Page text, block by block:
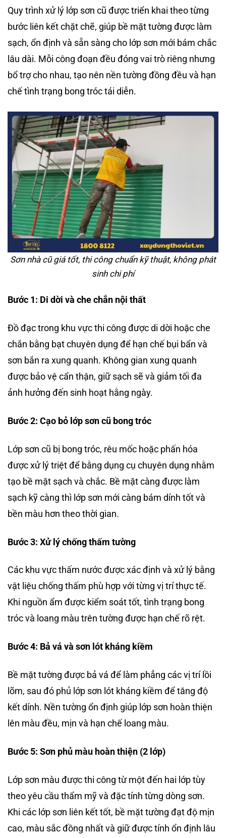
Quy trình xử lý lớp sơn cũ được triển khai theo từng
bước liên kết chặt chẽ, giúp bề mặt tường được làm
sạch, ổn định và sẵn sàng cho lớp sơn mới bám chắc
lâu dài. Mỗi công đoạn đều đóng vai trò riêng nhưng
bổ trợ cho nhau, tạo nên nền tường đồng đều và hạn
chế tình trạng bong tróc tái diễn.
Sơn nhà cũ giá tốt, thi công chuẩn kỹ thuật, không phát
sinh chi phí
Bước 1: Di dời và che chắn nội thất
Đồ đạc trong khu vực thi công được di dời hoặc che
chắn bằng bạt chuyên dụng để hạn chế bụi bẩn và
sơn bắn ra xung quanh. Không gian xung quanh
được bảo vệ cẩn thận, giữ sạch sẽ và giảm tối đa
ảnh hưởng đến sinh hoạt hằng ngày.
Bước 2: Cạo bỏ lớp sơn cũ bong tróc
Lớp sơn cũ bị bong tróc, rêu mốc hoặc phấn hóa
được xử lý triệt để bằng dụng cụ chuyên dụng nhằm
tạo bề mặt sạch và chắc. Bề mặt càng được làm
sạch kỹ càng thì lớp sơn mới càng bám dính tốt và
bền màu hơn theo thời gian.
Bước 3: Xử lý chống thấm tường
Các khu vực thấm nước được xác định và xử lý bằng
vật liệu chống thấm phù hợp với từng vị trí thực tế.
Khi nguồn ẩm được kiểm soát tốt, tình trạng bong
tróc và loang màu trên tường được hạn chế rõ rệt.
Bước 4: Bả vá và sơn lót kháng kiềm
Bề mặt tường được bả vá để làm phẳng các vị trí lồi
lõm, sau đó phủ lớp sơn lót kháng kiềm để tăng độ
kết dính. Nền tường ổn định giúp lớp sơn hoàn thiện
lên màu đều, mịn và hạn chế loang màu.
Bước 5: Sơn phủ màu hoàn thiện (2 lớp)
Lớp sơn màu được thi công từ một đến hai lớp tùy
theo yêu cầu thẩm mỹ và đặc tính từng dòng sơn.
Khi các lớp sơn liên kết tốt, bề mặt tường đạt độ mịn
cao, màu sắc đồng nhất và giữ được tính ổn định lâu